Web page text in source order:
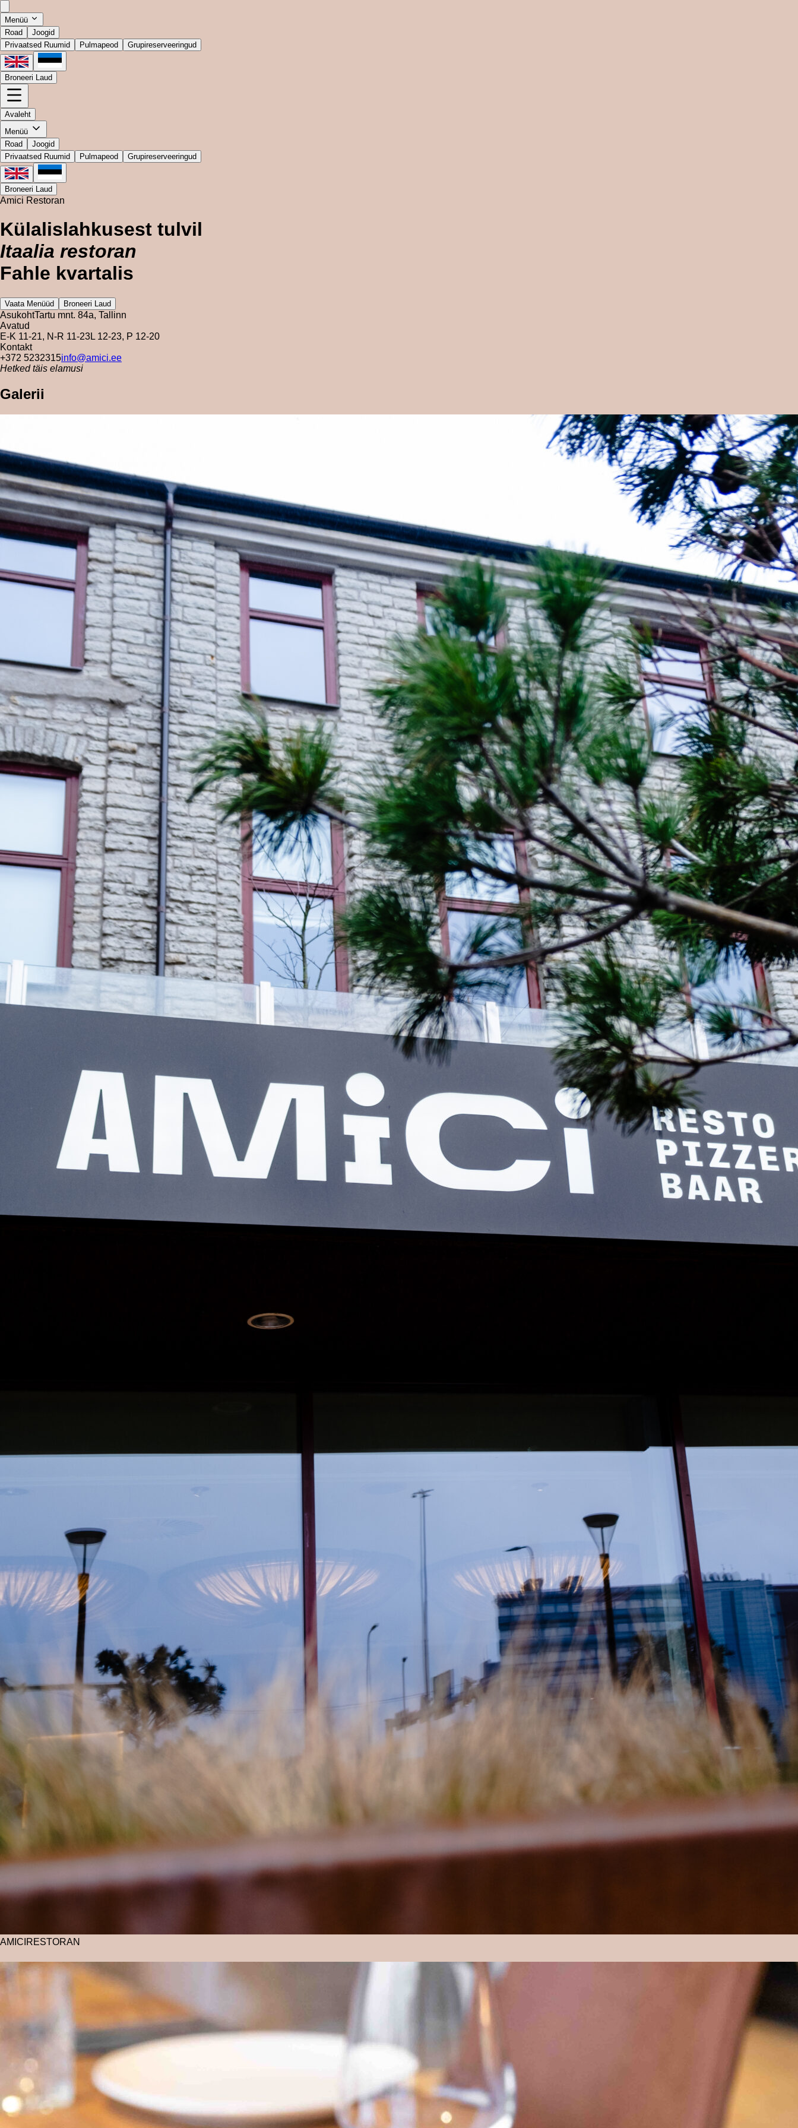
Menüü
Road
Joogid
Privaatsed Ruumid
Pulmapeod Grupireserveeringud
Broneeri Laud
Avaleht
Menüü
Road
Joogid
Privaatsed Ruumid
Pulmapeod Grupireserveeringud
Broneeri Laud
Amici Restoran
Külalislahkusest tulvil
Itaalia restoran
Fahle kvartalis
Vaata Menüüd Broneeri Laud
AsukohtTartu mnt. 84a, Tallinn
Avatud
E-K 11-21, N-R 11-23L 12-23, P 12-20
Kontakt
+372 5232315info@amici.ee
Hetked täis elamusi
Galerii
AMICI RESTORAN